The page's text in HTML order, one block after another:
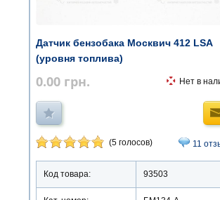
Датчик бензобака Москвич 412 LSA
(уровня топлива)
0.00 грн. Нет в
(5 голосов) 11
Код товара: 93503